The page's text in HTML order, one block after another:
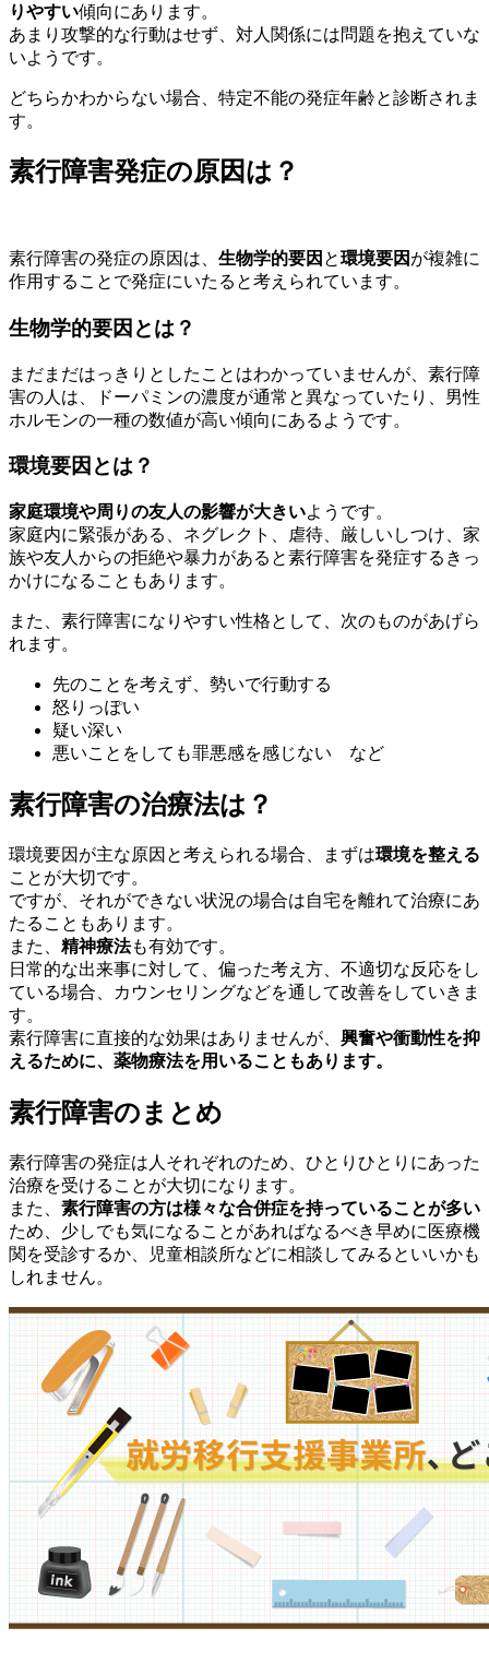
りやすい傾向にあります。
あまり攻撃的な行動はせず、対人関係には問題を抱えていな
いようです。
どちらかわからない場合、 特定不能の発症年齢と診断されま
す。
素行障害発症の原因は？
素行障害の発症の原因は、 生物学的要因 と環境要因 が複雑に
作用することで発症にいたると考えられています。
生物学的要因とは？
まだまだはっきりとしたことはわかっていませんが、素行障
害の人は、ドーパミンの濃度が通常と異なっていたり、男性
ホルモンの一種の数値が高い傾向にあるようです。
環境要因とは？
家庭環境や周りの友人の影響が大きいようです。
家庭内に緊張がある、ネグレクト、虐待、厳しいしつけ、家
族や友人からの拒絶や暴力があると素行障害を発症するきっ
かけになることもあります。
また、素行障害になりやすい性格として、次のものがあげら
れます。
先のことを考えず、勢いで行動する
怒りっぽい
疑い深い
悪いことをしても罪悪感を感じない など
素行障害の治療法は？
環境要因が主な原因と考えられる場合、まずは環境を整える
ことが大切です。
ですが、それができない状況の場合は自宅を離れて治療にあ
たることもあります。
また、 精神療法も有効です。
日常的な出来事に対して、偏った考え方、不適切な反応をし
ている場合、カウンセリングなどを通して改善をしていきま
す。
素行障害に直接的な効果はありませんが、 興奮や衝動性を抑
えるために、薬物療法を用いることもあります。
素行障害のまとめ
素行障害の発症は人それぞれのため、ひとりひとりにあった
治療を受けることが大切になります。
また、 素行障害の方は様々な合併症を持っていることが多い
ため、少しでも気になることがあればなるべき早めに医療機
関を受診するか、児童相談所などに相談してみるといいかも
しれません。